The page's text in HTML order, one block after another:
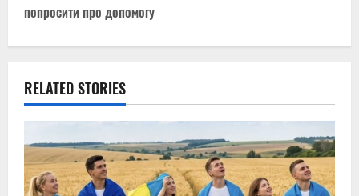
t
n
a
v
i
g
попросити про допомогу
RELATED STORIES